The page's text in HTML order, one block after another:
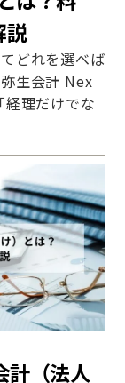
説
どれを選べば
生会計 Nex
理だけでな
計（法人